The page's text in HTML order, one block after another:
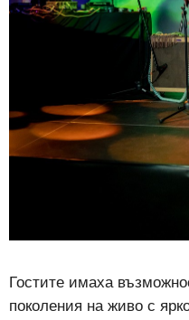
Гостите имаха
поколения на живо с